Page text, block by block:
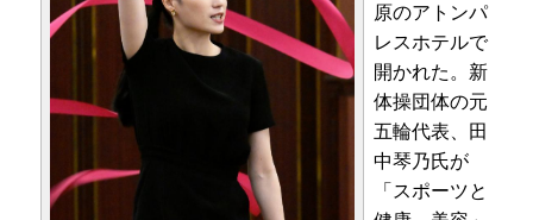
原のアトンパ
レスホテルで
開かれた。新
体操団体の元
五輪代表、田
中琴乃氏が
「スポーツと